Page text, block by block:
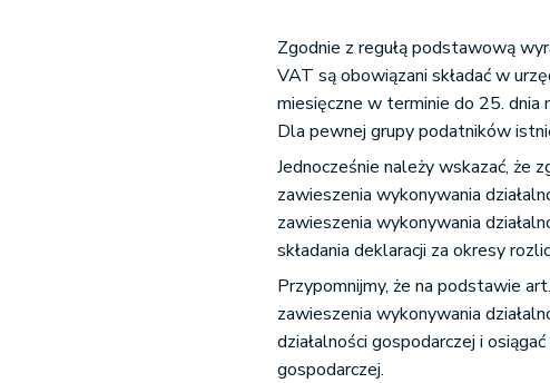
Zgodnie z regułą podstawową
VAT są obowiązani składać w
miesięczne w terminie do 25. dnia
Dla pewnej grupy podatników
Jednocześnie należy wskazać, że
zawieszenia wykonywania
zawieszenia wykonywania
składania deklaracji za okresy
Przypomnijmy, że na podstawie
zawieszenia wykonywania
działalności gospodarczej i
gospodarczej.